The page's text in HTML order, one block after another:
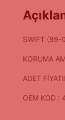
SWIFT (89-
KORUMA
ADET
OEM KOD :